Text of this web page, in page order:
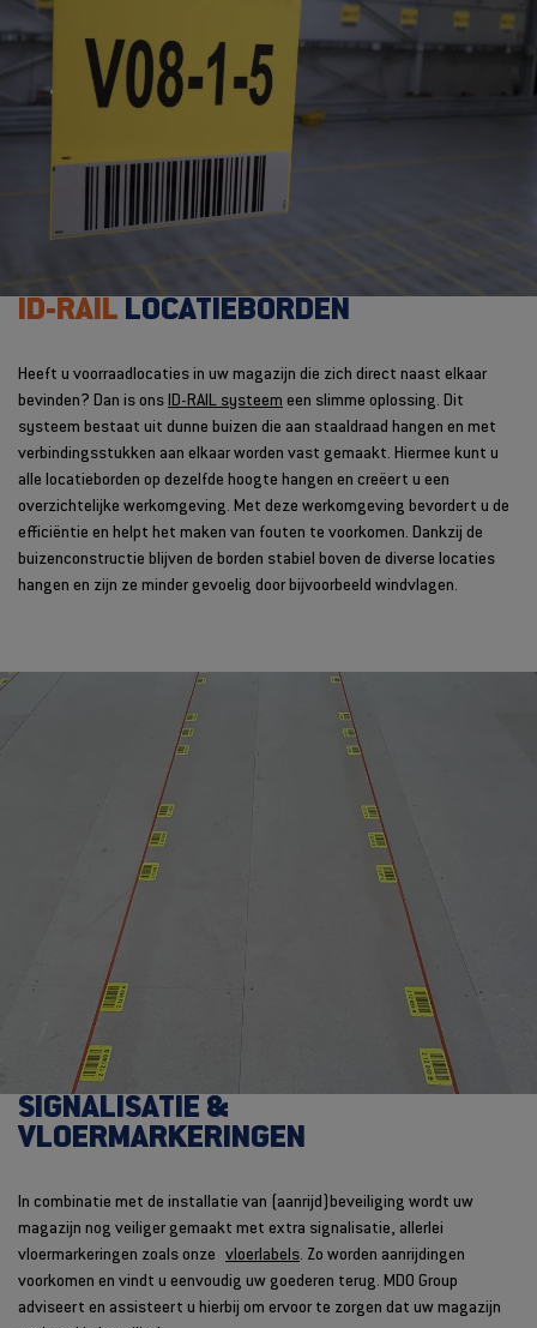
ID-RAIL LOCATIEBORDEN
Heeft u voorraadlocaties in uw magazijn die zich direct naast elkaar
bevinden? Dan is ons ID-RAIL systeem een slimme oplossing. Dit
systeem bestaat uit dunne buizen die aan staaldraad hangen en met
verbindingsstukken aan elkaar worden vast gemaakt. Hiermee kunt u
alle locatieborden op dezelfde hoogte hangen en creëert u een
overzichtelijke werkomgeving. Met deze werkomgeving bevordert u de
efficiëntie en helpt het maken van fouten te voorkomen. Dankzij de
buizenconstructie blijven de borden stabiel boven de diverse locaties
hangen en zijn ze minder gevoelig door bijvoorbeeld windvlagen.
SIGNALISATIE &
VLOERMARKERINGEN
In combinatie met de installatie van (aanrijd)beveiliging wordt uw
magazijn nog veiliger gemaakt met extra signalisatie, allerlei
vloermarkeringen zoals onze vloerlabels. Zo worden aanrijdingen
voorkomen en vindt u eenvoudig uw goederen terug. MDO Group
adviseert en assisteert u hierbij om ervoor te zorgen dat uw magazijn